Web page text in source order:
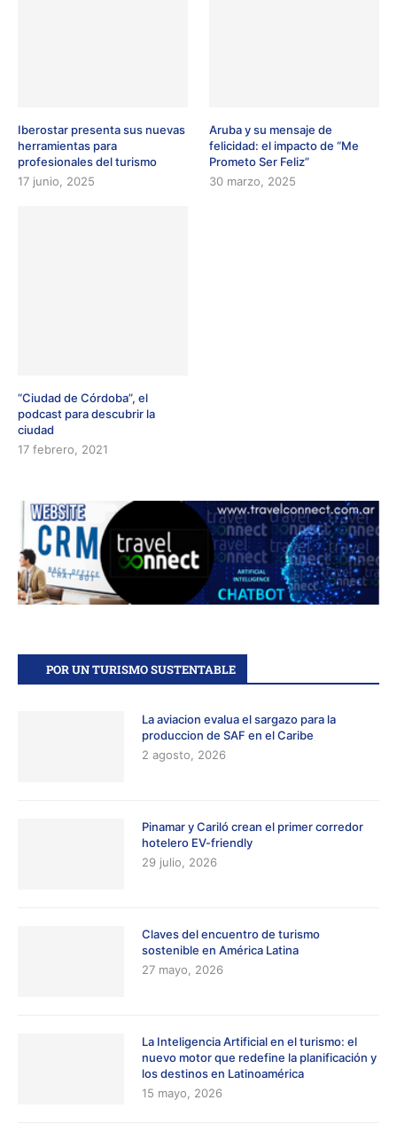
Iberostar presenta sus nuevas
herramientas para
profesionales del turismo
17 junio, 2025
Aruba y su mensaje de
felicidad: el impacto de “Me
Prometo Ser Feliz”
30 marzo, 2025
“Ciudad de Córdoba”, el
podcast para descubrir la
ciudad
17 febrero, 2021
POR UN TURISMO SUSTENTABLE
La aviacion evalua el sargazo para la
produccion de SAF en el Caribe
2 agosto, 2026
Pinamar y Cariló crean el primer corredor
hotelero EV-friendly
29 julio, 2026
Claves del encuentro de turismo
sostenible en América Latina
27 mayo, 2026
La Inteligencia Artificial en el turismo: el
nuevo motor que redefine la planificación y
los destinos en Latinoamérica
15 mayo, 2026